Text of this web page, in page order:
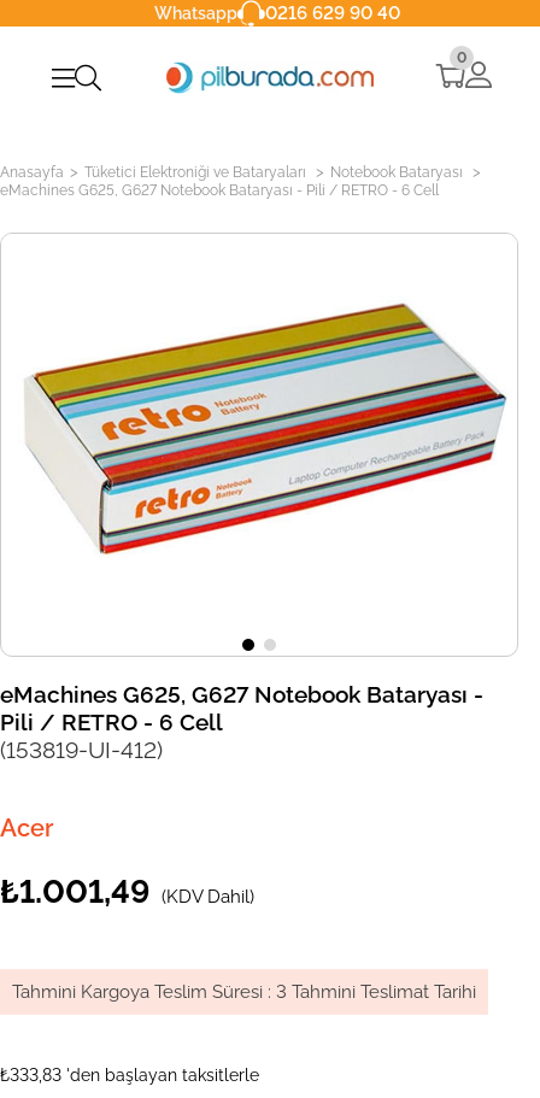
Whatsapp 0216 629 90 40
0
Anasayfa > Tüketici Elektroniği ve Bataryaları > Notebook Bataryası >
eMachines G625, G627 Notebook Bataryası - Pili / RETRO - 6 Cell
eMachines G625, G627 Notebook Bataryası -
Pili / RETRO - 6 Cell
(153819-UI-412)
Acer
₺1.001,49 (KDV Dahil)
Tahmini Kargoya Teslim Süresi : 3 Tahmini Teslimat Tarihi
₺333,83 'den başlayan taksitlerle